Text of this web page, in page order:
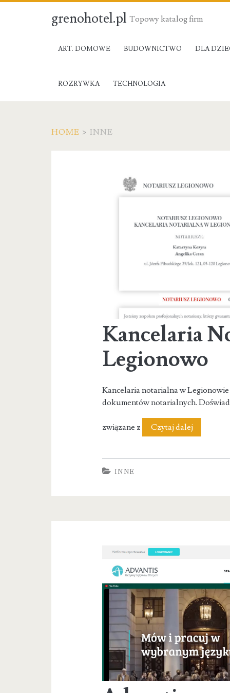
grenohotel.pl Topowy katalog firm
ART. DOMOWE BUDOWNICTWO DLA
ROZRYWKA TECHNOLOGIA
HOME > INNE
Kancelaria
Legionowo
Kancelaria notarialna w
dokumentów notarialnych.
związane z Czytaj dalejKancelaria
INNE